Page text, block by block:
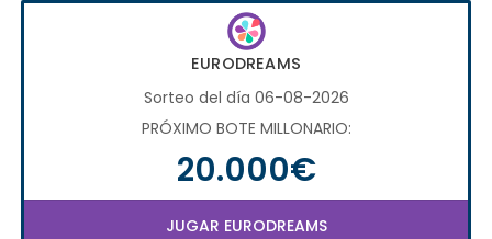
EURODREAMS
Sorteo del día 06-08-2026
PRÓXIMO BOTE MILLONARIO:
20.000€
JUGAR EURODREAMS